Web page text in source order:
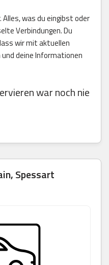
Alles, was du eingibst oder
Verbindungen. Du
wir mit aktuellen
deine Informationen
war noch nie
Spessart